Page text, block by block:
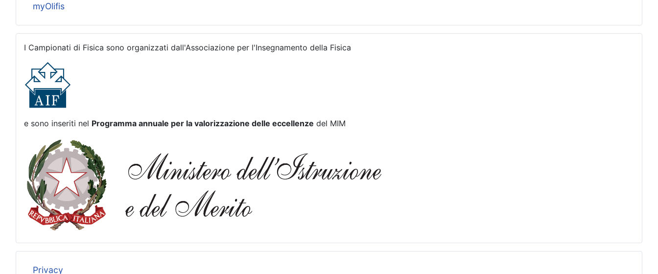
myOlifis
I Campionati di Fisica sono organizzati dall'Associazione per l'Insegnamento della Fisica
e sono inseriti nel Programma annuale per la valorizzazione delle eccellenze del MIM
Privacy